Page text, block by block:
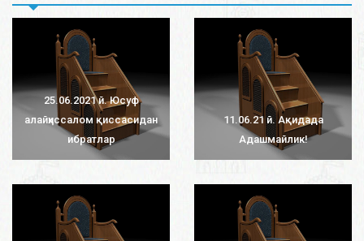
25.06.2021 й. Юсуф
алайҳиссалом қиссасидан
ибратлар
11.06.21 й. Ақидада
Адашмайлик!